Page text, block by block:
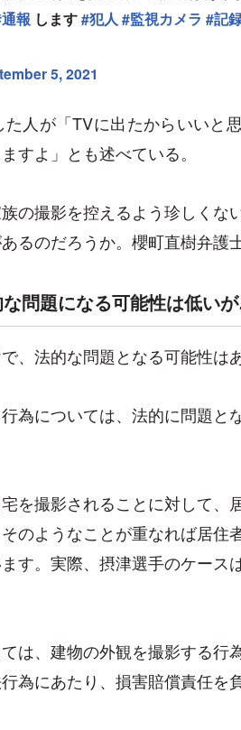
報 します#犯人 #監視カメラ #記
5, 2021
人が「TVに出たからいいと
すよ」とも述べている。
の撮影を控えるよう珍しくな
るのだろうか。櫻町直樹弁護
問題になる可能性は低い
、法的な問題となる可能性は
為については、法的に問題と
を撮影されることに対して、
のようなことが重なれば居住
す。実際、摂津選手のケース
は、建物の外観を撮影する行
為にあたり、損害賠償責任を